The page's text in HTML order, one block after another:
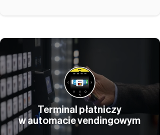
Terminal płatniczy
w automacie vendingowym